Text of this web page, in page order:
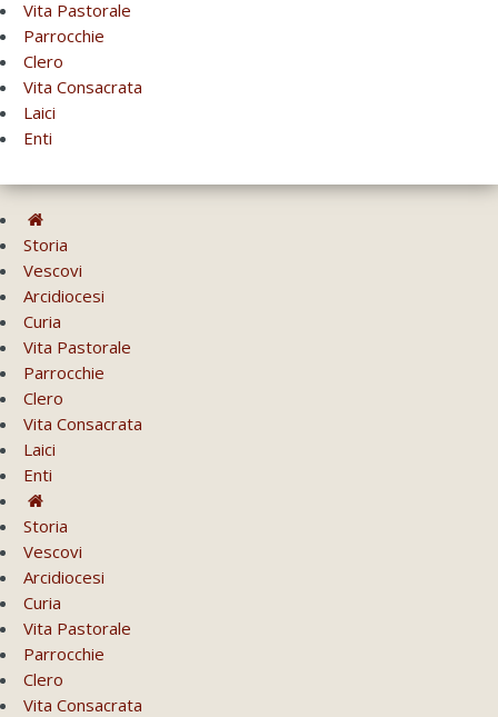
Vita Pastorale
Parrocchie
Clero
Vita Consacrata
Laici
Enti
Storia
Vescovi
Arcidiocesi
Curia
Vita Pastorale
Parrocchie
Clero
Vita Consacrata
Laici
Enti
Storia
Vescovi
Arcidiocesi
Curia
Vita Pastorale
Parrocchie
Clero
Vita Consacrata